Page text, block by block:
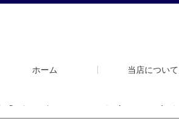
ホーム 当店について